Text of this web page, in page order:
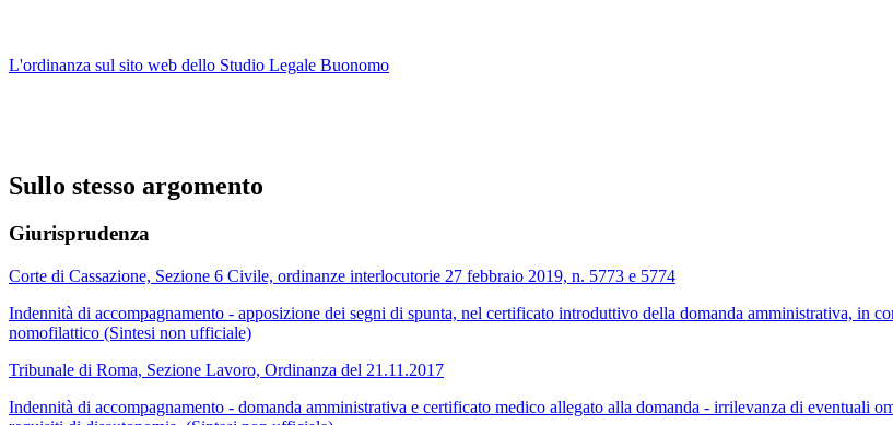
L'ordinanza sul sito web dello Studio Legale Buonomo
Sullo stesso argomento
Giurisprudenza
Corte di Cassazione, Sezione 6 Civile, ordinanze interlocutorie 27 febbraio 2019, n. 5773 e 5774
Indennità di accompagnamento - apposizione dei segni di spunta, nel certificato introduttivo della domanda amministrativa, in
nomofilattico (Sintesi non ufficiale)
Tribunale di Roma, Sezione Lavoro, Ordinanza del 21.11.2017
Indennità di accompagnamento - domanda amministrativa e certificato medico allegato alla domanda - irrilevanza di eventuali